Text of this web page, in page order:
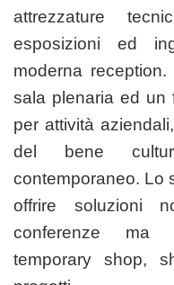
attrezzature
esposizioni ed
moderna
sala plenaria ed un
per attività
del bene
contemporaneo. Lo
offrire soluzioni
conferenze ma
temporary shop,